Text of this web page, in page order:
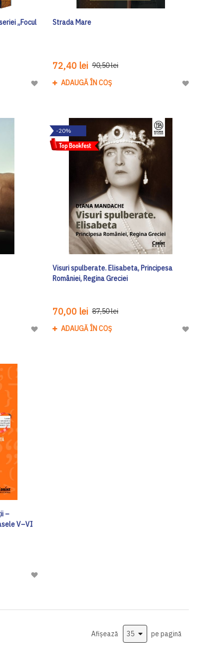
„Focul
Adaugă
Dorinte
Strada Mare
72,40 lei 90,50 lei
ADAUGĂ ÎN COȘ
Adaugă
Adaugă
-20%
Visuri spulberate. Elisabeta, Principesa
României, Regina Greciei
70,00 lei 87,50 lei
ADAUGĂ ÎN COȘ
Adaugă
–
V–VI
Adaugă
de
Afișează
pe pagină